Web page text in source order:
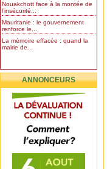
Nouakchott face à la montée de
l’insécurité...
Mauritanie : le gouvernement
renforce le...
La mémoire effacée : quand la
mairie de...
ANNONCEURS